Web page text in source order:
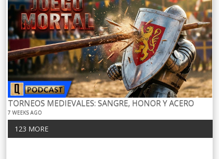
TORNEOS MEDIEVALES: SANGRE, HONOR Y ACERO
7 WEEKS AGO
123 MORE